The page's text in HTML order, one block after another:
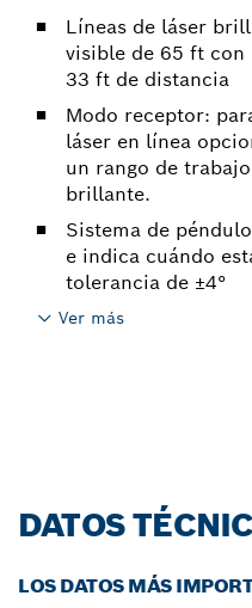
Líneas de láser
visible de 65 ft
33 ft de distancia
Modo receptor:
láser en línea
un rango de
brillante.
Sistema de
e indica cuándo
tolerancia de ±4°
Ver más
DATOS
LOS DATOS MÁS